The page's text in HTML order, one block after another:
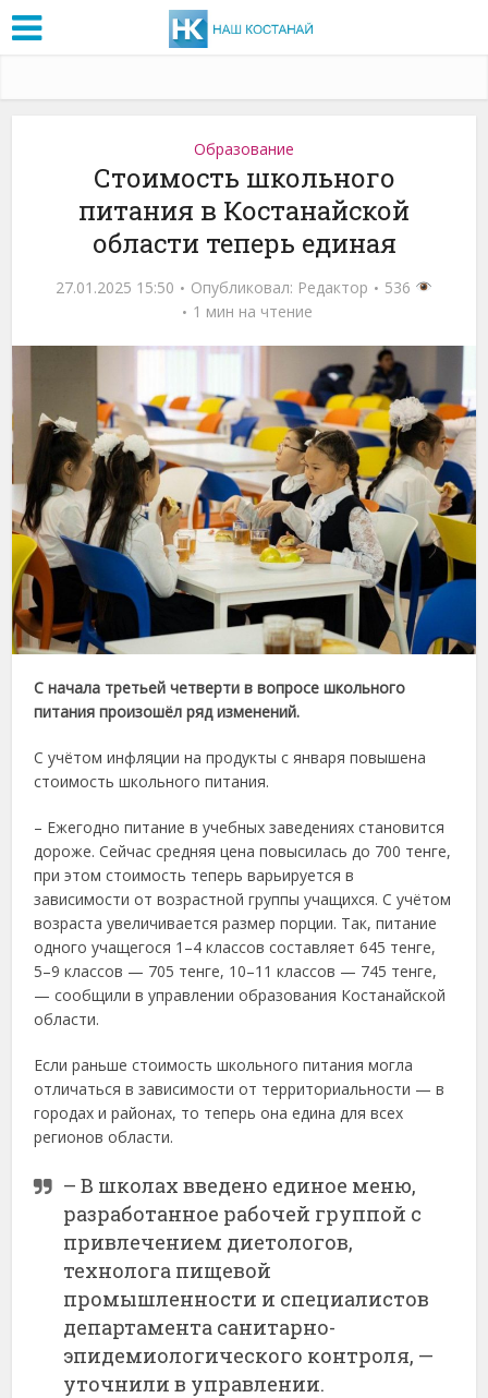
Образование
Стоимость школьного
питания в Костанайской
области теперь единая
27.01.2025 15:50 Опубликовал: Редактор
536
1 мин на чтение
С начала третьей четверти в вопросе школьного
питания произошёл ряд изменений.
С учётом инфляции на продукты с января повышена
стоимость школьного питания.
– Ежегодно питание в учебных заведениях становится
дороже. Сейчас средняя цена повысилась до 700 тенге,
при этом стоимость теперь варьируется в
зависимости от возрастной группы учащихся. С учётом
возраста увеличивается размер порции. Так, питание
одного учащегося 1–4 классов составляет 645 тенге,
5–9 классов — 705 тенге, 10–11 классов — 745 тенге,
— сообщили в управлении образования Костанайской
области.
Если раньше стоимость школьного питания могла
отличаться в зависимости от территориальности — в
городах и районах, то теперь она едина для всех
регионов области.
– В школах введено единое меню,
разработанное рабочей группой с
привлечением диетологов,
технолога пищевой
промышленности и специалистов
департамента санитарно-
эпидемиологического контроля, —
уточнили в управлении.